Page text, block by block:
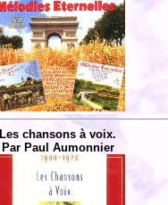
Les chansons à voix.
Par Paul Aumonnier